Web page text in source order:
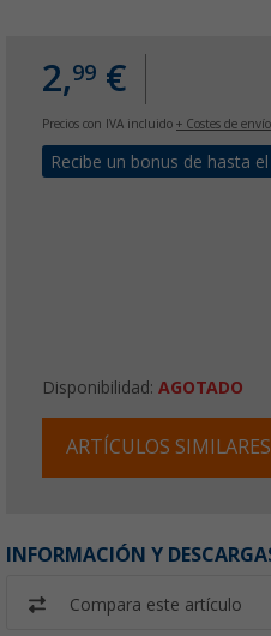
2,99 €
Precios con IVA incluido + Costes de envío
Recibe un bonus de hasta
Disponibilidad: AGOTADO
ARTÍCULOS SIMILARES
INFORMACIÓN Y
Compara este artículo